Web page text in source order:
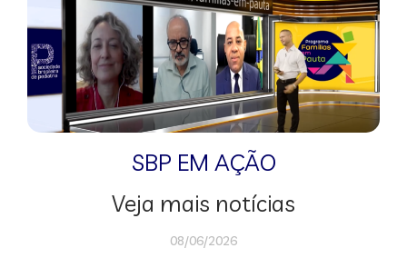
SBP EM AÇÃO
Veja mais notícias
08/06/2026